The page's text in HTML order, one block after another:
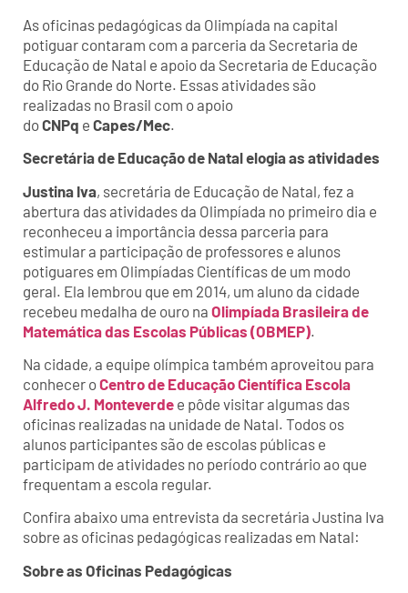
As oficinas pedagógicas da Olimpíada na capital
potiguar contaram com a parceria da Secretaria de
Educação de Natal e apoio da Secretaria de Educação
do Rio Grande do Norte. Essas atividades são
realizadas no Brasil com o apoio
doCNPq e Capes/Mec.
Secretária de Educação de Natal elogia as atividades
Justina Iva, secretária de Educação de Natal, fez a
abertura das atividades da Olimpíada no primeiro dia e
reconheceu a importância dessa parceria para
estimular a participação de professores e alunos
potiguares em Olimpíadas Científicas de um modo
geral. Ela lembrou que em 2014, um aluno da cidade
recebeu medalha de ouro na Olimpíada Brasileira de
Matemática das Escolas Públicas (OBMEP).
Na cidade, a equipe olímpica também aproveitou para
conhecer oCentro de Educação Científica Escola
Alfredo J. Monteverde e pôde visitar algumas das
oficinas realizadas na unidade de Natal. Todos os
alunos participantes são de escolas públicas e
participam de atividades no período contrário ao que
frequentam a escola regular.
Confira abaixo uma entrevista da secretária Justina Iva
sobre as oficinas pedagógicas realizadas em Natal:
Sobre as Oficinas Pedagógicas